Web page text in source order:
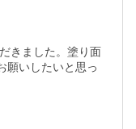
きました。塗り面
願いしたいと思っ